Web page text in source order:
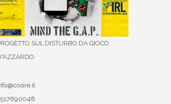
SUL DISTURBO DA GIOCO